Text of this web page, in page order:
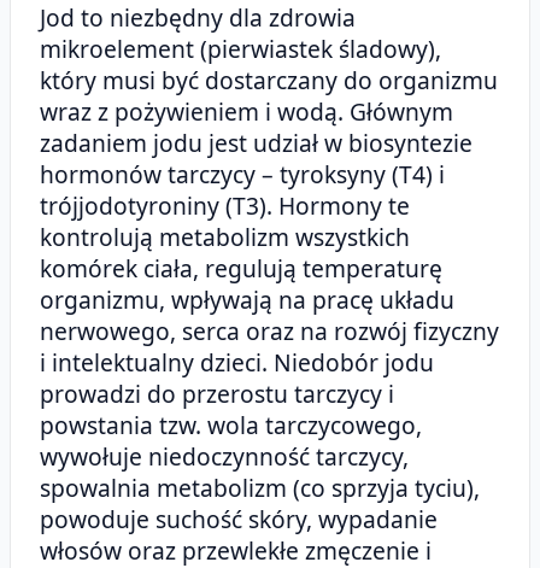
Jod to niezbędny dla zdrowia
mikroelement (pierwiastek śladowy),
który musi być dostarczany do organizmu
wraz z pożywieniem i wodą. Głównym
zadaniem jodu jest udział w biosyntezie
hormonów tarczycy – tyroksyny (T4) i
trójjodotyroniny (T3). Hormony te
kontrolują metabolizm wszystkich
komórek ciała, regulują temperaturę
organizmu, wpływają na pracę układu
nerwowego, serca oraz na rozwój fizyczny
i intelektualny dzieci. Niedobór jodu
prowadzi do przerostu tarczycy i
powstania tzw. wola tarczycowego,
wywołuje niedoczynność tarczycy,
spowalnia metabolizm (co sprzyja tyciu),
powoduje suchość skóry, wypadanie
włosów oraz przewlekłe zmęczenie i